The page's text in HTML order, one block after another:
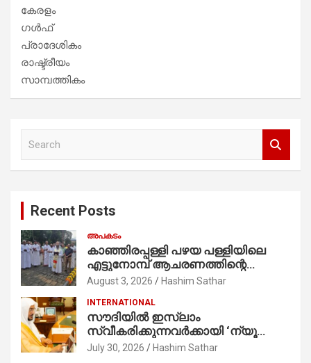
കേരളം
ഗൾഫ്
പ്രാദേശികം
രാഷ്ട്രീയം
സാമ്പത്തികം
Recent Posts
അപകടം
കാഞ്ഞിരപ്പള്ളി പഴയ പള്ളിയിലെ
എട്ടുനോമ്പ് ആചരണത്തിന്റെ
ഭാഗമായുള്ള പന്തലിന്റെ കാൽനാട്ട്
കുര്യൻ താമരശ്ശേരി
നിർവഹിക്കുന്നു.
August 3, 2026 Hashim Sathar
INTERNATIONAL
സൗദിയില്‍ ഇസ്‌ലാം
സ്വീകരിക്കുന്നവര്‍ക്കായി ‘ന്യൂ
മുസ്ലിം’ ഡിജിറ്റല്‍ കാര്‍ഡ് സേവനം
July 30, 2026 Hashim Sathar